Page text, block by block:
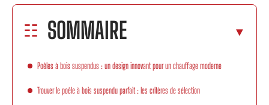
SOMMAIRE
Poêles à bois suspendus : un design innovant pour un chauffage moderne
Trouver le poêle à bois suspendu parfait : les critères de sélection